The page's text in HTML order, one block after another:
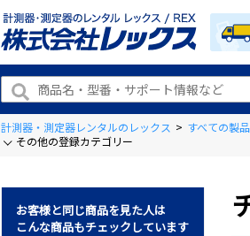
計測器・測定器レンタルのレックス > すべての製品
その他の登録カテゴリー
お客様と同じ商品を見た人は
こんな商品もチェックしています